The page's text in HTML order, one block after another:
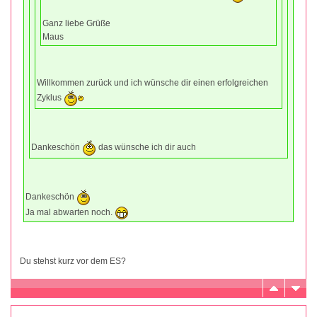
Ganz liebe Grüße
Maus
Willkommen zurück und ich wünsche dir einen erfolgreichen
Zyklus
Dankeschön das wünsche ich dir auch
Dankeschön
Ja mal abwarten noch.
Du stehst kurz vor dem ES?